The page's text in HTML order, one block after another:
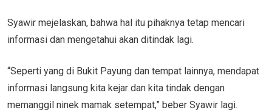
Syawir mejelaskan, bahwa hal itu pihaknya tetap mencari
informasi dan mengetahui akan ditindak lagi.
“Seperti yang di Bukit Payung dan tempat lainnya, mendapat
informasi langsung kita kejar dan kita tindak dengan
memanggil ninek mamak setempat,” beber Syawir lagi.